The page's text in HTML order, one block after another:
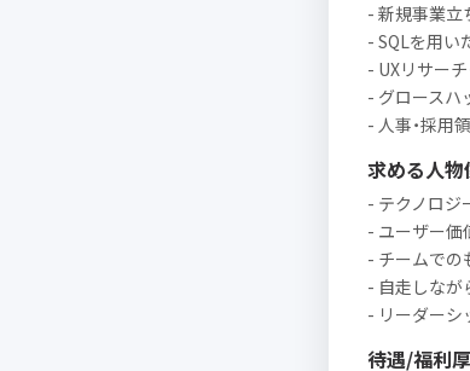
- 新規事業立
- SQLを用い
- UXリサー
- グロースハ
- 人事・採用
求める人物
- テクノロジ
- ユーザー価
- チームでの
- 自走しなが
- リーダーシ
待遇/福利